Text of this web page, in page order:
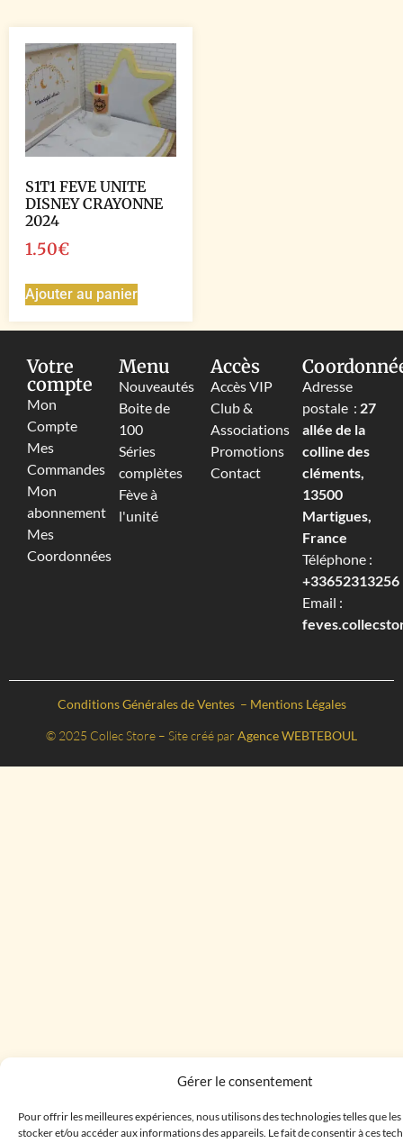
Gérer le consentement
Pour offrir les meilleures expériences, nous utilisons des technologies telles que
stocker et/ou accéder aux informations des appareils. Le fait de consentir à ces
S1T1 FEVE UNITE
DISNEY CRAYONNE
2024
1.50€
Ajouter au panier
Votre
compte
Mon
Compte
Mes
Commandes
Mon
abonnement
Mes
Coordonnées
Menu
Nouveautés
Boite de
100
Séries
complètes
Fève à
l'unité
Accès
Accès VIP
Club &
Associations
Promotions
Contact
Adresse
postale : 27
allée de la
colline des
cléments,
13500
Martigues,
France
Téléphone :
+33652313256‬
Email :
Conditions Générales de Ventes – Mentions Légales
© 2025 Collec Store – Site créé par Agence WEBTEBOUL